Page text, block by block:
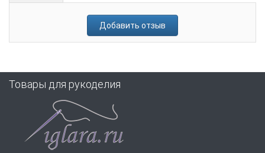
Добавить отзыв
Товары для рукоделия